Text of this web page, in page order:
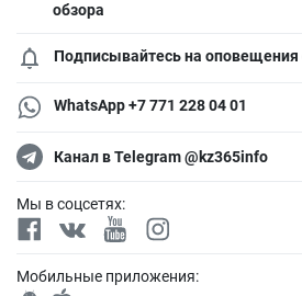
обзора
Подписывайтесь на
WhatsApp +7 771 228 04 01
Канал в Telegram @kz365info
Мы в соцсетях:
Мобильные приложения: